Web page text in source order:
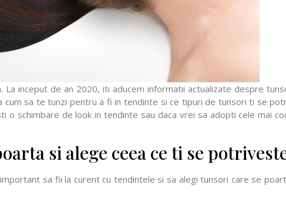
inceput de an 2020, iti aducem informatii actualizate despre
sa te tunzi pentru a fi in tendinte si ce tipuri de tunsori ti se
schimbare de look in tendinte sau daca vrei sa adopti cele mai
si alege ceea ce ti se
sa fii la curent cu tendintele si sa alegi tunsori care se